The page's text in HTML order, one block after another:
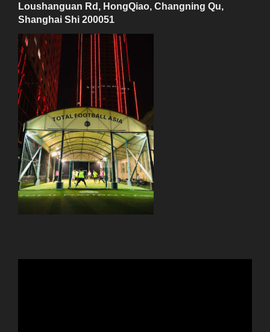
Loushanguan Rd, HongQiao, Changning Qu,
Shanghai Shi 200051